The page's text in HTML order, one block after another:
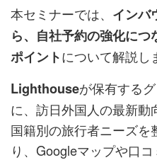
本セミナーでは、 インバ
ら、自社予約の強化に
ポイントについて解説し
Lighthouseが保有する
に、訪日外国人の最新動
国籍別の旅行者ニーズを
り、Googleマップや口